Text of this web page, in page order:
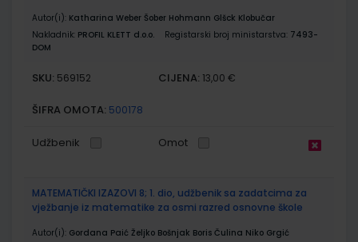
Autor(i): Katharina Weber Šober Hohmann Glšck Klobučar
Nakladnik: PROFIL KLETT d.o.o. Registarski broj ministarstva: 7493-
DOM
SKU: 569152 CIJENA: 13,00 €
ŠIFRA OMOTA: 500178
Udžbenik Omot
MATEMATIČKI IZAZOVI 8; 1. dio, udžbenik sa zadatcima za
vježbanje iz matematike za osmi razred osnovne škole
Autor(i): Gordana Paić Željko Bošnjak Boris Čulina Niko Grgić